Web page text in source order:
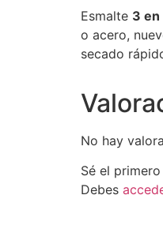
Esmalte 3 en
o acero,
secado
No hay
Sé el primero
Debes